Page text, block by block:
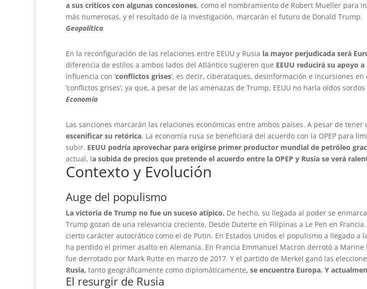
a sus críticos con algunas concesiones, como el nombramiento de Robert Mueller para
más numerosas, y el resultado de la investigación, marcarán el futuro de Donald Trump.
Geopolítica
En la reconfiguración de las relaciones entre EEUU y Rusia la mayor perjudicada será
diferencia de estilos a ambos lados del Atlántico sugieren que EEUU reducirá su apoyo
influencia con ‘conflictos grises’, es decir, ciberataques, desinformación e incursiones
‘conflictos grises’, ya que, a pesar de las amenazas de Trump, EEUU no haría oídos
Economía
Las sanciones marcarán las relaciones económicas entre ambos países. A pesar de
escenificar su retórica. La economía rusa se beneficiará del acuerdo con la OPEP para
subir. EEUU podría aprovechar para erigirse primer productor mundial de petróleo
actual, la subida de precios que pretende el acuerdo entre la OPEP y Rusia se verá
Contexto y Evolución
Auge del populismo
La victoria de Trump no fue un suceso atípico. De hecho, su llegada al poder se
Trump gozan de una relevancia creciente. Desde Duterte en Filipinas a Le Pen en
cierto carácter autocrático como el de Putin. En Estados Unidos el populismo a llegado a
ha perdido el primer asalto en Alemania. En Francia Emmanuel Macron derrotó a
fue derrotado por Mark Rutte en marzo de 2017. Y el partido de Merkel ganó las
Rusia, tanto geográficamente como diplomáticamente, se encuentra Europa. Y
El resurgir de Rusia